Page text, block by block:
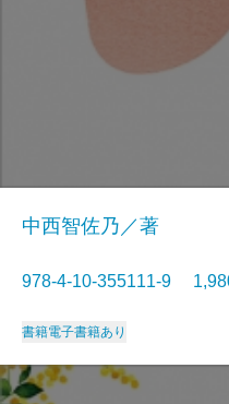
中西智佐乃／著
978-4-10-355111-9
書籍電子書籍あり